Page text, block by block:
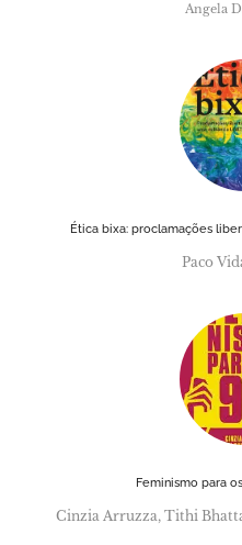
Angela
Ética bixa: proclamações
Paco
Feminismo para
Cinzia Arruzza, Tithi